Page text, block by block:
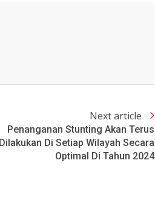
Next article
Penanganan Stunting Akan Terus
Dilakukan Di Setiap Wilayah Secara
Optimal Di Tahun 2024